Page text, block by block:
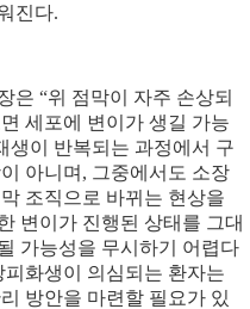
진다.
은 “위 점막이 자주 손상되
세포에 변이가 생길 가능
생이 반복되는 과정에서 구
아니며, 그중에서도 소장
조직으로 바뀌는 현상을
변이가 진행된 상태를 그대
가능성을 무시하기 어렵다
화생이 의심되는 환자는
방안을 마련할 필요가 있